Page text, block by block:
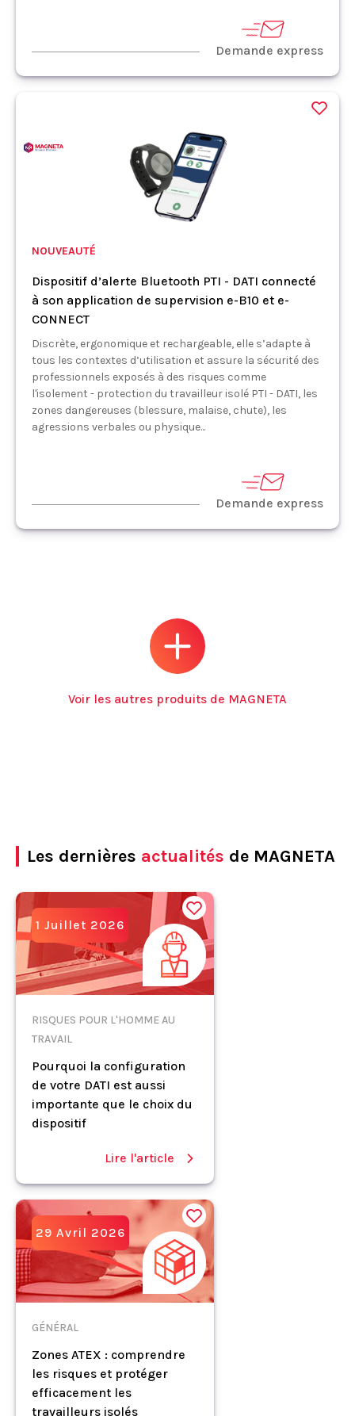
Demande express
NOUVEAUTÉ
Dispositif d’alerte Bluetooth PTI - DATI connecté
à son application de supervision e-B10 et e-
CONNECT
Discrète, ergonomique et rechargeable, elle s’adapte à
tous les contextes d’utilisation et assure la sécurité des
professionnels exposés à des risques comme
l'isolement - protection du travailleur isolé PTI - DATI, les
zones dangereuses (blessure, malaise, chute), les
agressions verbales ou physique...
Demande express
Voir les autres produits de MAGNETA
Les dernières actualités de MAGNETA
1 Juillet 2026
RISQUES POUR L'HOMME AU
TRAVAIL
Pourquoi la configuration
de votre DATI est aussi
importante que le choix du
dispositif
Lire l'article
29 Avril 2026
GÉNÉRAL
Zones ATEX : comprendre
les risques et protéger
efficacement les
travailleurs isolés